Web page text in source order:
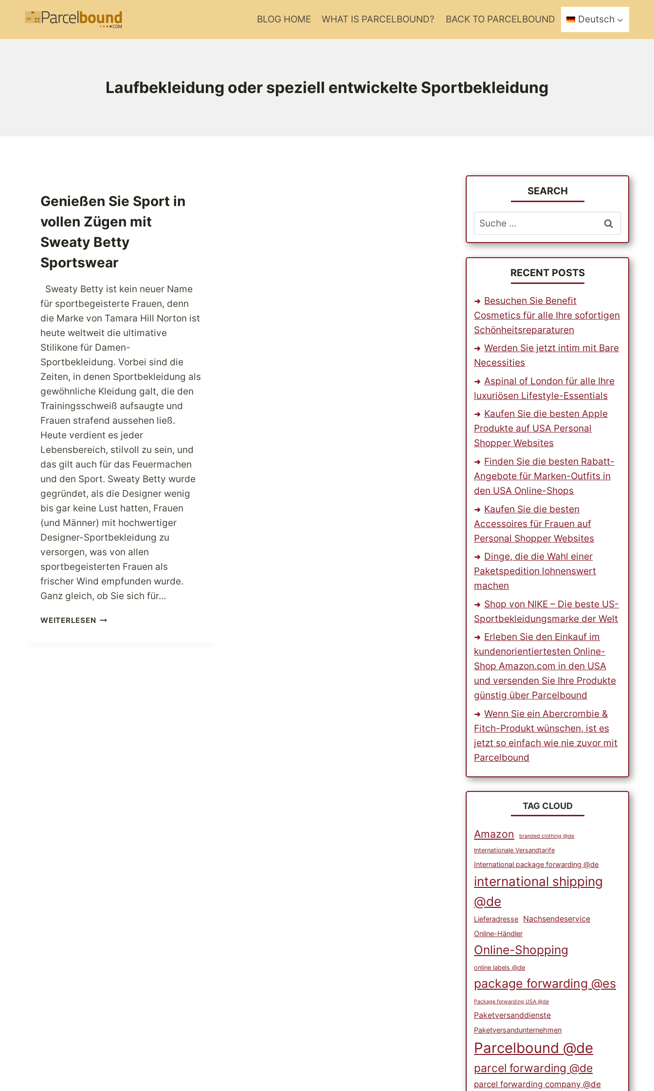
BLOG HOME WHAT IS PARCELBOUND? BACK TO PARCELBOUND Deutsch
Laufbekleidung oder speziell entwickelte Sportbekleidung
Genießen Sie Sport in
vollen Zügen mit
Sweaty Betty
Sportswear
Sweaty Betty ist kein neuer Name
für sportbegeisterte Frauen, denn
die Marke von Tamara Hill Norton ist
heute weltweit die ultimative
Stilikone für Damen-
Sportbekleidung. Vorbei sind die
Zeiten, in denen Sportbekleidung als
gewöhnliche Kleidung galt, die den
Trainingsschweiß aufsaugte und
Frauen strafend aussehen ließ.
Heute verdient es jeder
Lebensbereich, stilvoll zu sein, und
das gilt auch für das Feuermachen
und den Sport. Sweaty Betty wurde
gegründet, als die Designer wenig
bis gar keine Lust hatten, Frauen
(und Männer) mit hochwertiger
Designer-Sportbekleidung zu
versorgen, was von allen
sportbegeisterten Frauen als
frischer Wind empfunden wurde.
Ganz gleich, ob Sie sich für…
WEITERLESENGENIESSEN S
SEARCH
Suche
nach:
RECENT POSTS
Besuchen Sie Benefit
Cosmetics für alle Ihre sofortigen
Schönheitsreparaturen
Werden Sie jetzt intim mit Bare
Necessities
Aspinal of London für alle Ihre
luxuriösen Lifestyle-Essentials
Kaufen Sie die besten Apple
Produkte auf USA Personal
Shopper Websites
Finden Sie die besten Rabatt-
Angebote für Marken-Outfits in
den USA Online-Shops
Kaufen Sie die besten
Accessoires für Frauen auf
Personal Shopper Websites
Dinge, die die Wahl einer
Paketspedition lohnenswert
machen
Shop von NIKE – Die beste US-
Sportbekleidungsmarke der Welt
Erleben Sie den Einkauf im
kundenorientiertesten Online-
Shop Amazon.com in den USA
und versenden Sie Ihre Produkte
günstig über Parcelbound
Wenn Sie ein Abercrombie &
Fitch-Produkt wünschen, ist es
jetzt so einfach wie nie zuvor mit
Parcelbound
TAG CLOUD
Amazon branded clothing @de
Internationale Versandtarife
International package forwarding @de
international shipping
@de
Lieferadresse Nachsendeservice
Online-Händler
Online-Shopping
online labels @de
package forwarding @es
Package forwarding USA @de
Paketversanddienste
Paketversandunternehmen
Parcelbound @de
parcel forwarding @de
parcel forwarding company @de